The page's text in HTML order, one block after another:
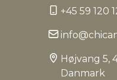
+45 59 120
Højvang 5,
Danmark